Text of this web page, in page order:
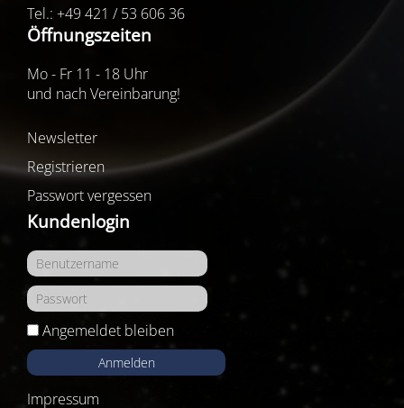
Tel.: +49 421 / 53 606 36
Öffnungszeiten
Mo - Fr 11 - 18 Uhr
und nach Vereinbarung!
Newsletter
Registrieren
Passwort vergessen
Kundenlogin
Angemeldet bleiben
Anmelden
Impressum